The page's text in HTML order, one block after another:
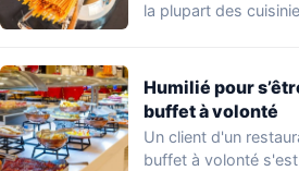
la plupart des
Humilié pour
buffet à volonté
Un client d'un
buffet à volonté